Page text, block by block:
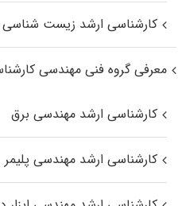
کارشناسی ارشد زیست‌ شناسی
معرفی گروه فنی مهندسی
کارشناسی ارشد مهندسی برق
کارشناسی ارشد مهندسی پلیمر